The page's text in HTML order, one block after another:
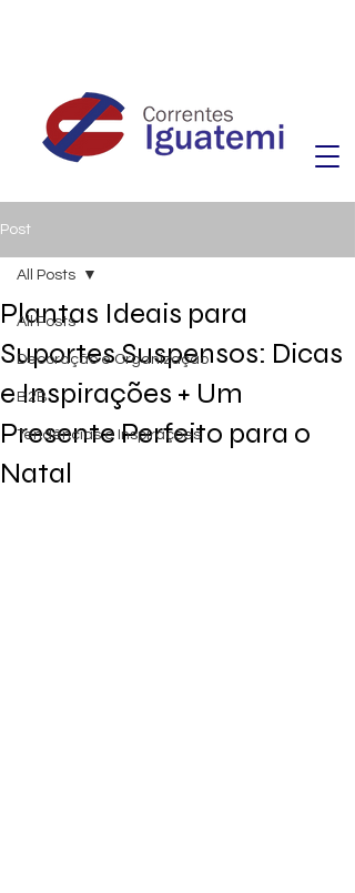
Post
All Posts
Decoração e Organização
B2B
Tendências e Inspirações
All Posts
Plantas Ideais para
Suportes Suspensos: Dicas
e Inspirações + Um
Presente Perfeito para o
Natal